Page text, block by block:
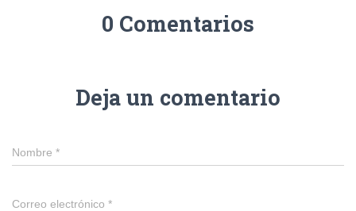
0 Comentarios
Deja un comentario
Nombre *
Correo electrónico *